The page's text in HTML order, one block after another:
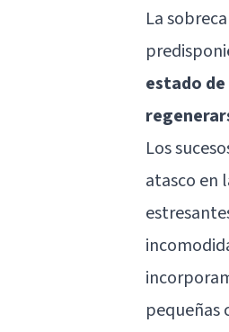
La
estado
Los
atasco en
pequeñas